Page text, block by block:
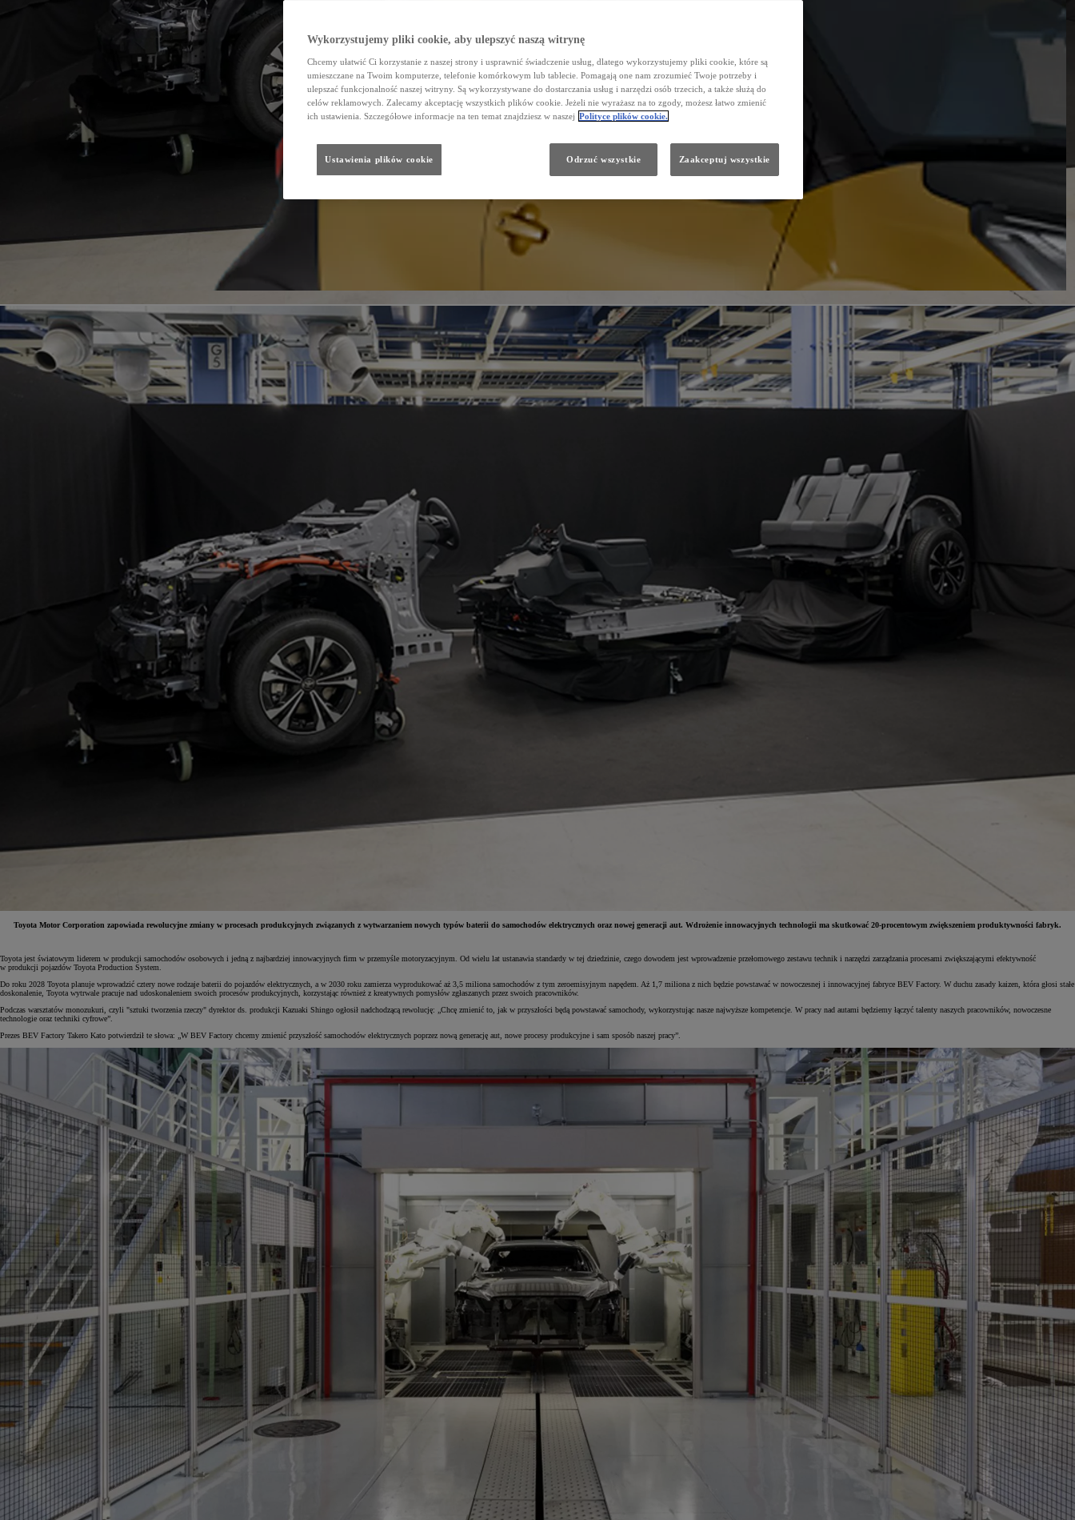
Od81 900 zł
Yaris Cross
HYBRID
Toyota Motor Corporation zapowiada rewolucyjne zmiany w procesach produkcyjnych związanych z wytwarzaniem nowych typów baterii do samochodów elektrycznych oraz nowej generacji aut. Wdrożenie innowacyjnych technologii ma skutkować 20-procentowym zwiększeniem produktywności fabryk.
Toyota jest światowym liderem w produkcji samochodów osobowych i jedną z najbardziej innowacyjnych firm w przemyśle motoryzacyjnym. Od wielu lat ustanawia standardy w tej dziedzinie, czego dowodem jest wprowadzenie przełomowego zestawu technik i narzędzi zarządzania procesami zwiększającymi efektywność
w produkcji pojazdów Toyota Production System.
Do roku 2028 Toyota planuje wprowadzić cztery nowe rodzaje baterii do pojazdów elektrycznych, a w 2030 roku zamierza wyprodukować aż 3,5 miliona samochodów z tym zeroemisyjnym napędem. Aż 1,7 miliona z nich będzie powstawać w nowoczesnej i innowacyjnej fabryce BEV Factory. W duchu zasady kaizen, która głosi stałe
doskonalenie, Toyota wytrwale pracuje nad udoskonaleniem swoich procesów produkcyjnych, korzystając również z kreatywnych pomysłów zgłaszanych przez swoich pracowników.
Podczas warsztatów monozukuri, czyli "sztuki tworzenia rzeczy" dyrektor ds. produkcji Kazuaki Shingo ogłosił nadchodzącą rewolucję: „Chcę zmienić to, jak w przyszłości będą powstawać samochody, wykorzystując nasze najwyższe kompetencje. W pracy nad autami będziemy łączyć talenty naszych pracowników, nowoczesne
technologie oraz techniki cyfrowe”.
Prezes BEV Factory Takero Kato potwierdził te słowa: „W BEV Factory chcemy zmienić przyszłość samochodów elektrycznych poprzez nową generację aut, nowe procesy produkcyjne i sam sposób naszej pracy”.
Wykorzystujemy pliki cookie, aby ulepszyć naszą witrynę
Chcemy ułatwić Ci korzystanie z naszej strony i usprawnić świadczenie usług, dlatego wykorzystujemy pliki cookie, które są
umieszczane na Twoim komputerze, telefonie komórkowym lub tablecie. Pomagają one nam zrozumieć Twoje potrzeby i
ulepszać funkcjonalność naszej witryny. Są wykorzystywane do dostarczania usług i narzędzi osób trzecich, a także służą do
celów reklamowych. Zalecamy akceptację wszystkich plików cookie. Jeżeli nie wyrażasz na to zgody, możesz łatwo zmienić
ich ustawienia. Szczegółowe informacje na ten temat znajdziesz w naszej Polityce plików cookie.
Odrzuć wszystkie Zaakceptuj wszystkie
Ustawienia plików cookie